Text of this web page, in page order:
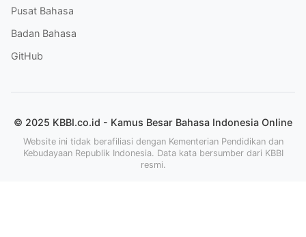
Pusat Bahasa
Badan Bahasa
GitHub
© 2025 KBBI.co.id - Kamus Besar Bahasa Indonesia Online
Website ini tidak berafiliasi dengan Kementerian Pendidikan dan
Kebudayaan Republik Indonesia. Data kata bersumber dari KBBI
resmi.